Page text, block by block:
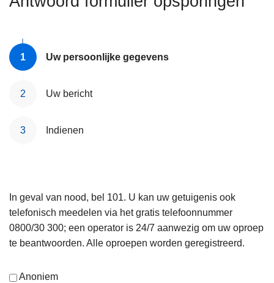
Uw persoonlijke gegevens
Uw bericht
Indienen
In geval van nood, bel 101. U kan uw getuigenis ook
telefonisch meedelen via het gratis telefoonnummer
0800/30 300; een operator is 24/7 aanwezig om uw oproep
te beantwoorden. Alle oproepen worden geregistreerd.
Anoniem